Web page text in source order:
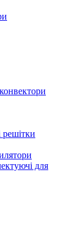
решітки
для